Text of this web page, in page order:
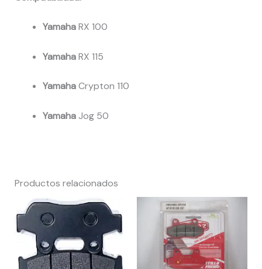
YamahaRX 100
YamahaRX 115
YamahaCrypton 110
YamahaJog 50
Productos relacionados